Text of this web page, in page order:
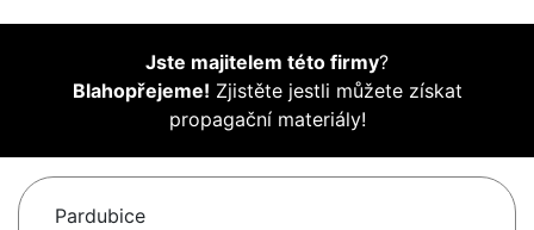
Jste majitelem této firmy?
Blahopřejeme! Zjistěte jestli můžete získat
propagační materiály!
Pardubice